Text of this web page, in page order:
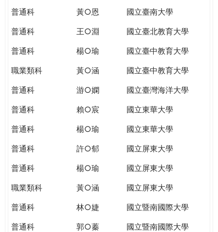
TODAY
THE
WORLD
PUTTING
YOU
ON
THE
GLOBAL
CITIZENSHIP
普通科
黃○恩
國立臺南大學
普通科
王○淵
國立臺北教育大學
普通科
楊○瑜
國立臺中教育大學
職業類科
黃○涵
國立臺中教育大學
普通科
游○嫻
國立臺灣海洋大學
普通科
賴○宸
國立東華大學
普通科
楊○瑜
國立東華大學
普通科
許○郁
國立屏東大學
普通科
楊○瑜
國立屏東大學
職業類科
黃○涵
國立屏東大學
普通科
林○婕
國立暨南國際大學
普通科
郭○蓁
國立暨南國際大學